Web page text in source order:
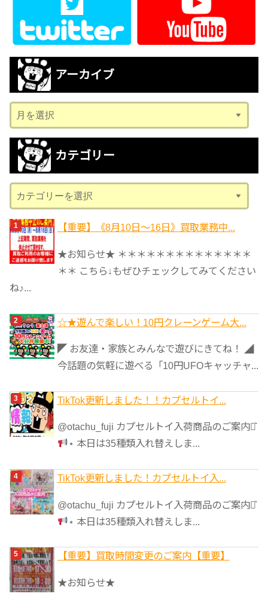
アーカイブ
ー
カ
ブ
カテゴリー
テ
ゴ
リ
ー
【重要】《8月10日～16日》買取業務中...
★お知らせ★ ＊＊＊＊＊＊＊＊＊＊＊＊＊＊
＊＊ こちら↓もぜひチェックしてみてください
ね♪...
☆★遊んで楽しい！10円クレーンゲーム大...
◤ お友達・家族とみんなで遊びにきてね！ ◢
今話題の気軽に遊べる「10円UFOキャッチャ...
TikTok更新しました！！カプセルトイ...
@otachu_fuji カプセルトイ入荷商品のご案内⋆͛
⋆ 本日は35種類入れ替えしま...
TikTok更新しました！カプセルトイ入...
@otachu_fuji カプセルトイ入荷商品のご案内⋆͛
⋆ 本日は35種類入れ替えしま...
【重要】買取時間変更のご案内【重要】
★お知らせ★